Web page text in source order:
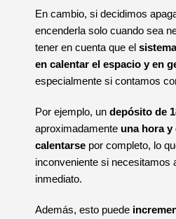
En cambio, si decidimos
encenderla solo cuando sea
tener en cuenta que el
en calentar el espacio y en
especialmente si contamos
Por ejemplo, un depósito de
aproximadamente una hora
calentarse por completo, lo
inconveniente si necesitamos
inmediato.
Además, esto puede